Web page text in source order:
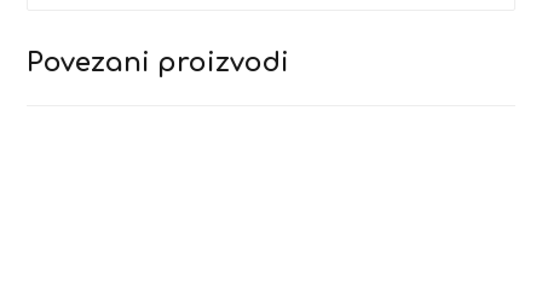
Povezani proizvodi